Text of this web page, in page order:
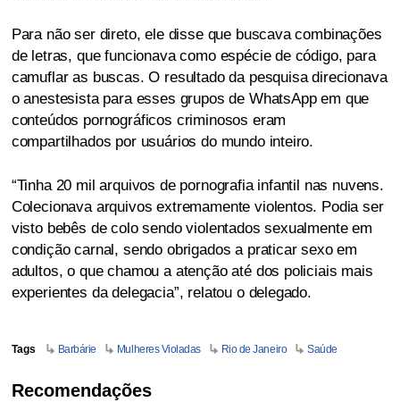
Para não ser direto, ele disse que buscava combinações
de letras, que funcionava como espécie de código, para
camuflar as buscas. O resultado da pesquisa direcionava
o anestesista para esses grupos de WhatsApp em que
conteúdos pornográficos criminosos eram
compartilhados por usuários do mundo inteiro.
“Tinha 20 mil arquivos de pornografia infantil nas nuvens.
Colecionava arquivos extremamente violentos. Podia ser
visto bebês de colo sendo violentados sexualmente em
condição carnal, sendo obrigados a praticar sexo em
adultos, o que chamou a atenção até dos policiais mais
experientes da delegacia”, relatou o delegado.
Tags Barbárie Mulheres Violadas Rio de Janeiro Saúde
Recomendações